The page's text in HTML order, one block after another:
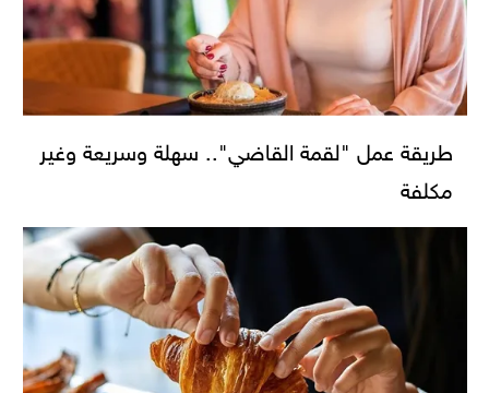
طريقة عمل "لقمة القاضي".. سهلة وسريعة وغير
مكلفة